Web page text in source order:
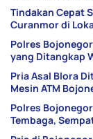
Tindakan Cepat
Curanmor di
Polres
yang Ditangkap
Pria Asal Blora
Mesin ATM
Polres
Tembaga,